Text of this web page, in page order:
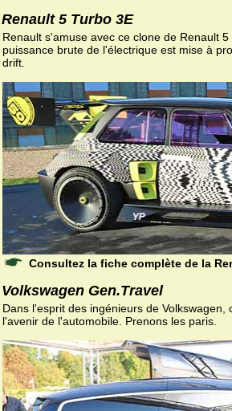
Renault 5 Turbo 3E
Renault s'amuse avec ce clone de Renault
puissance brute de l'électrique est mise à
drift.
Consultez la fiche complète de la
Volkswagen Gen.Travel
Dans l'esprit des ingénieurs de
l'avenir de l'automobile. Prenons les paris.